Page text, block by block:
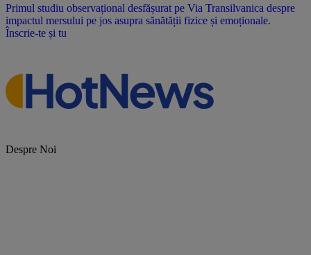
Primul studiu observațional desfășurat pe Via Transilvanica despre
impactul mersului pe jos asupra sănătății fizice și emoționale.
Înscrie-te și tu
Despre Noi